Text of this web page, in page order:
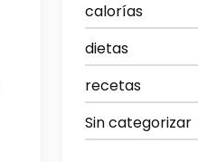
calorías
dietas
recetas
Sin categorizar